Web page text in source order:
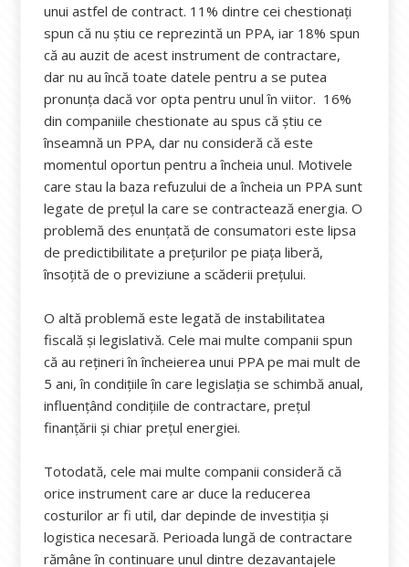
unui astfel de contract. 11% dintre cei chestionați
spun că nu știu ce reprezintă un PPA, iar 18% spun
că au auzit de acest instrument de contractare,
dar nu au încă toate datele pentru a se putea
pronunța dacă vor opta pentru unul în viitor. 16%
din companiile chestionate au spus că știu ce
înseamnă un PPA, dar nu consideră că este
momentul oportun pentru a încheia unul. Motivele
care stau la baza refuzului de a încheia un PPA sunt
legate de prețul la care se contractează energia. O
problemă des enunțată de consumatori este lipsa
de predictibilitate a prețurilor pe piața liberă,
însoțită de o previziune a scăderii prețului.
O altă problemă este legată de instabilitatea
fiscală și legislativă. Cele mai multe companii spun
că au rețineri în încheierea unui PPA pe mai mult de
5 ani, în condițiile în care legislația se schimbă anual,
influențând condițiile de contractare, prețul
finanțării și chiar prețul energiei.
Totodată, cele mai multe companii consideră că
orice instrument care ar duce la reducerea
costurilor ar fi util, dar depinde de investiția și
logistica necesară. Perioada lungă de contractare
rămâne în continuare unul dintre dezavantajele